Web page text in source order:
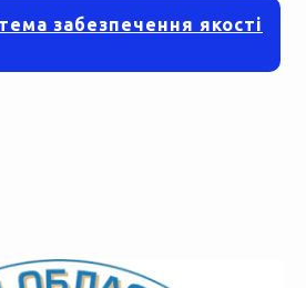
забезпечення якості